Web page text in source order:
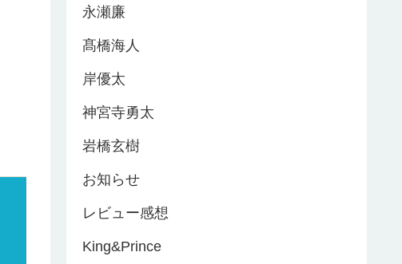
永瀬廉
髙橋海人
岸優太
神宮寺勇太
岩橋玄樹
お知らせ
レビュー感想
King&Prince